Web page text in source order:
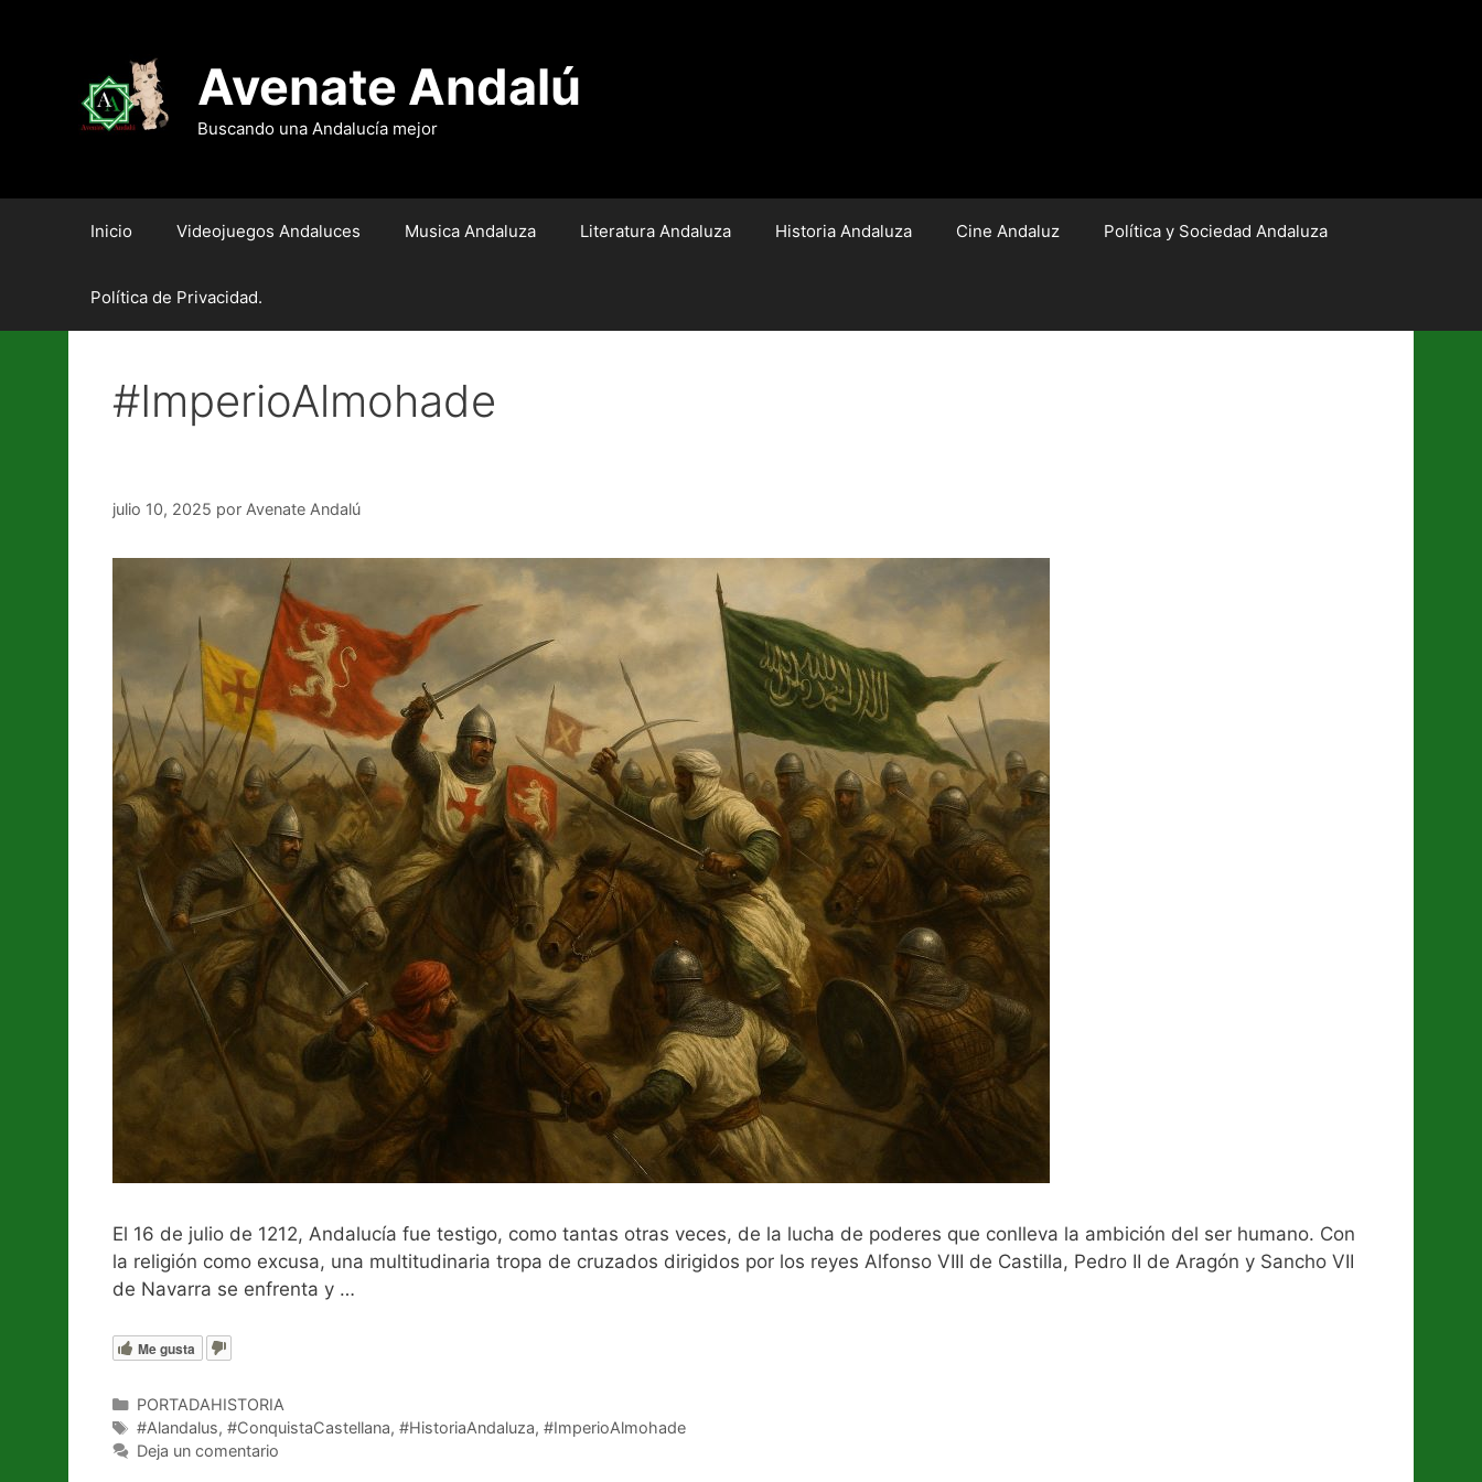
Avenate Andalú
Buscando una Andalucía mejor
Inicio Videojuegos Andaluces Musica Andaluza Literatura Andaluza Historia Andaluza Cine Andaluz Política y Sociedad Andaluza
Política de Privacidad.
#ImperioAlmohade
julio 10, 2025 por Avenate Andalú
El 16 de julio de 1212, Andalucía fue testigo, como tantas otras veces, de la lucha de poderes que conlleva la ambición del ser humano. Con
la religión como excusa, una multitudinaria tropa de cruzados dirigidos por los reyes Alfonso VIII de Castilla, Pedro II de Aragón y Sancho VII
de Navarra se enfrenta y …
Me gusta
Categorías
PORTADAHISTORIA
Etiquetas
#Alandalus, #ConquistaCastellana, #HistoriaAndaluza, #ImperioAlmohade
Deja un comentario